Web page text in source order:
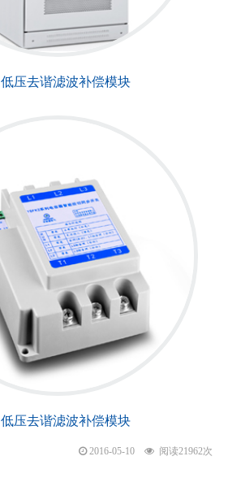
低压去谐滤波补偿模块
低压去谐滤波补偿模块
2016-05-10 阅读21962次